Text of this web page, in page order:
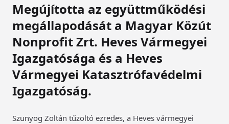
Megújította az együttműködési
megállapodását a Magyar Közút
Nonprofit Zrt. Heves Vármegyei
Igazgatósága és a Heves
Vármegyei Katasztrófavédelmi
Igazgatóság.
Szunyog Zoltán tűzoltó ezredes, a Heves vármegyei